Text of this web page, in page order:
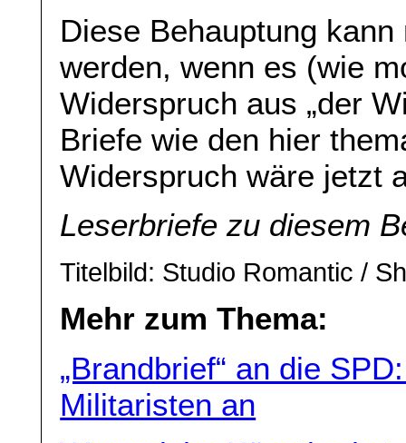
Diese Behauptung
werden, wenn es (wie
Widerspruch aus „der
Briefe wie den hier
Widerspruch wäre jetzt
Leserbriefe zu diesem
Titelbild: Studio Romantic /
Mehr zum Thema:
„Brandbrief“ an die
Militaristen an